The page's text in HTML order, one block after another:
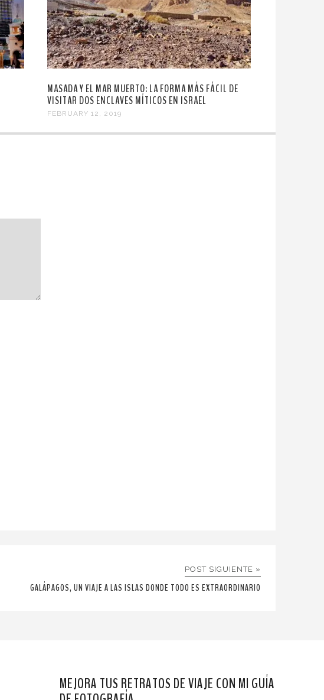
MASADA Y EL MAR MUERTO: LA FORMA MÁS FÁCIL DE
VISITAR DOS ENCLAVES MÍTICOS EN ISRAEL
FEBRUARY 12, 2019
POST SIGUIENTE »
GALÁPAGOS, UN VIAJE A LAS ISLAS DONDE TODO ES EXTRAORDINARIO
MEJORA TUS RETRATOS DE VIAJE CON MI GUÍA